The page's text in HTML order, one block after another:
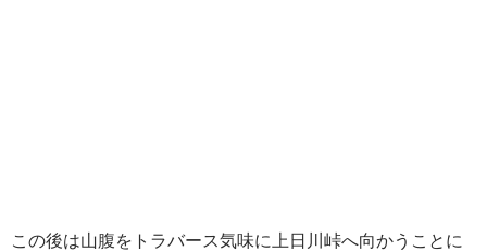
この後は山腹をトラバース気味に上日川峠へ向かうことに